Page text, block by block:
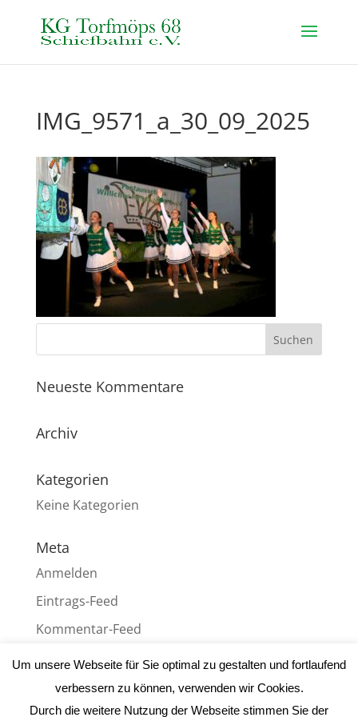
IMG_9571_a_30_09_2025
Neueste Kommentare
Archiv
Kategorien
Keine Kategorien
Meta
Anmelden
Eintrags-Feed
Kommentar-Feed
WordPress.org
Um unsere Webseite für Sie optimal zu gestalten und fortlaufend
verbessern zu können, verwenden wir Cookies.
Durch die weitere Nutzung der Webseite stimmen Sie der